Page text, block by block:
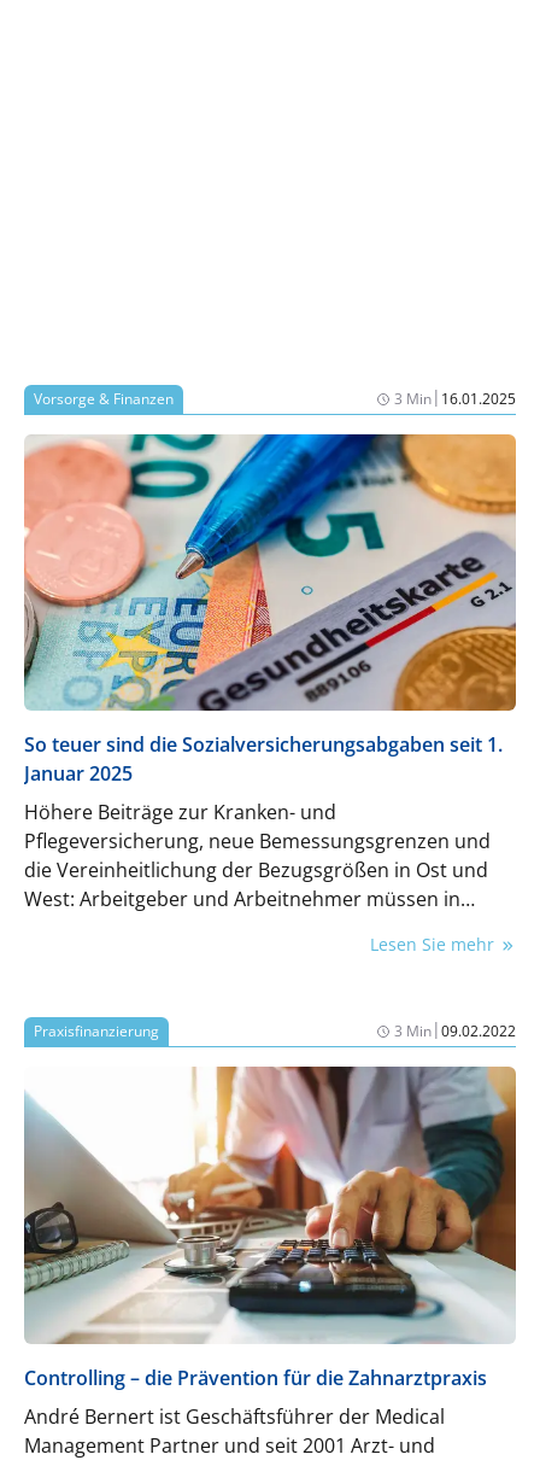
Vorsorge & Finanzen 3 Min| 16.01.2025
So teuer sind die Sozialversicherungsabgaben seit 1.
Januar 2025
Höhere Beiträge zur Kranken- und
Pflegeversicherung, neue Bemessungsgrenzen und
die Vereinheitlichung der Bezugsgrößen in Ost und
West: Arbeitgeber und Arbeitnehmer müssen in
Lesen Sie mehr
Praxisfinanzierung 3 Min|09.02.2022
Controlling – die Prävention für die Zahnarztpraxis
André Bernert ist Geschäftsführer der Medical
Management Partner und seit 2001 Arzt- und